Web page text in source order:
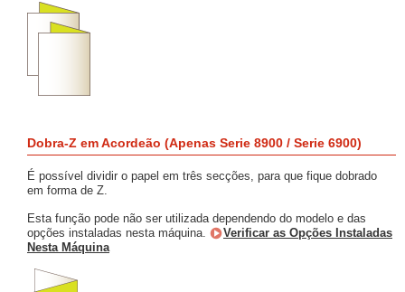
Dobra-Z em Acordeão (Apenas Serie 8900 / Serie 6900)
É possível dividir o papel em três secções, para que fique dobrado
em forma de Z.
Esta função pode não ser utilizada dependendo do modelo e das
opções instaladas nesta máquina.
Verificar as Opções Instaladas
Nesta Máquina